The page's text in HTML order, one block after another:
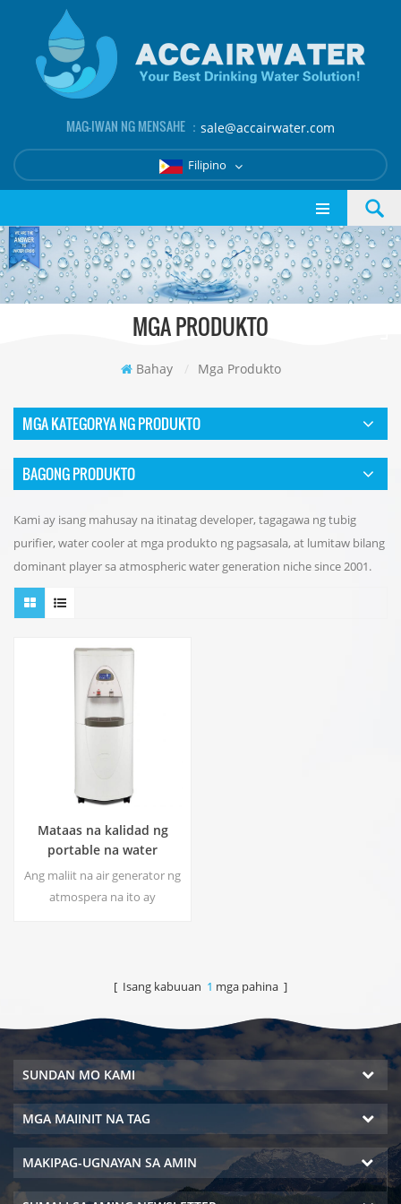
MAG-IWAN NG MENSAHE ： sale@accairwater.com
Filipino
MGA PRODUKTO
Bahay / Mga Produkto
MGA KATEGORYA NG PRODUKTO
BAGONG PRODUKTO
Kami ay isang mahusay na itinatag developer, tagagawa ng tubig
purifier, water cooler at mga produkto ng pagsasala, at lumitaw bilang
dominant player sa atmospheric water generation niche since 2001.
Mataas na kalidad ng
portable na water
generator mula sa air HR-
Ang maliit na air generator ng
atmospera na ito ay
inuming tubig.Hot at malamig
LCD screen ng display.
[ Isang kabuuan 1 mga pahina ]
SUNDAN MO KAMI
MGA MAIINIT NA TAG
MAKIPAG-UGNAYAN SA AMIN